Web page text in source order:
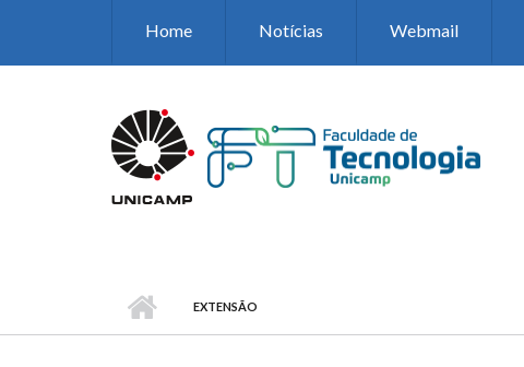
Home Notícias Webmail
EXTENSÃO